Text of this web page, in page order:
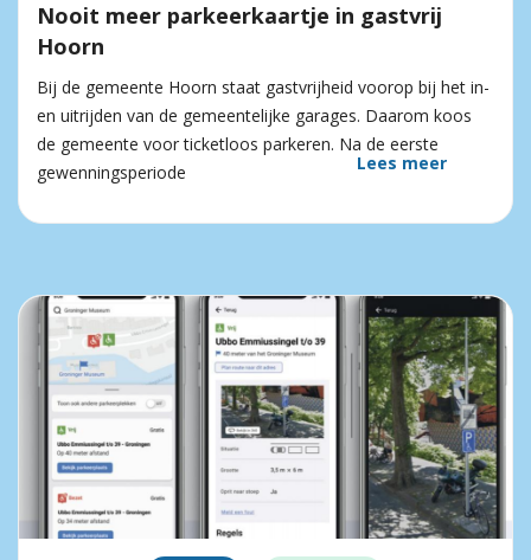
Nooit meer parkeerkaartje in gastvrij
Hoorn
Bij de gemeente Hoorn staat gastvrijheid voorop bij het in-
en uitrijden van de gemeentelijke garages. Daarom koos
de gemeente voor ticketloos parkeren. Na de eerste
gewenningsperiode
Lees meer